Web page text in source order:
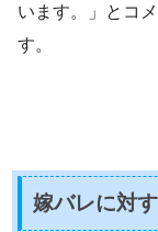
います。」
とコ
す。
嫁バレに対